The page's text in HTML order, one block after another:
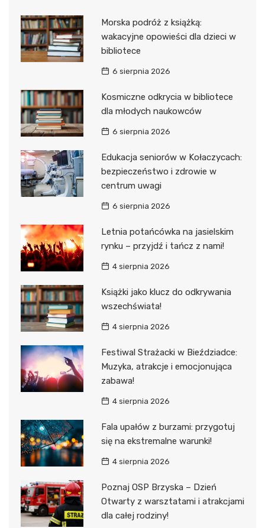
Morska podróż z książką:
wakacyjne opowieści dla dzieci w
bibliotece
6 sierpnia 2026
Kosmiczne odkrycia w bibliotece
dla młodych naukowców
6 sierpnia 2026
Edukacja seniorów w Kołaczycach:
bezpieczeństwo i zdrowie w
centrum uwagi
6 sierpnia 2026
Letnia potańcówka na jasielskim
rynku – przyjdź i tańcz z nami!
4 sierpnia 2026
Książki jako klucz do odkrywania
wszechświata!
4 sierpnia 2026
Festiwal Strażacki w Bieździadce:
Muzyka, atrakcje i emocjonująca
zabawa!
4 sierpnia 2026
Fala upałów z burzami: przygotuj
się na ekstremalne warunki!
4 sierpnia 2026
Poznaj OSP Brzyska – Dzień
Otwarty z warsztatami i atrakcjami
dla całej rodziny!